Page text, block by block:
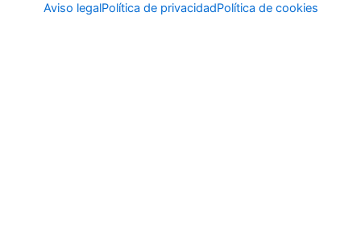
Aviso legalPolítica de privacidadPolítica de cookies